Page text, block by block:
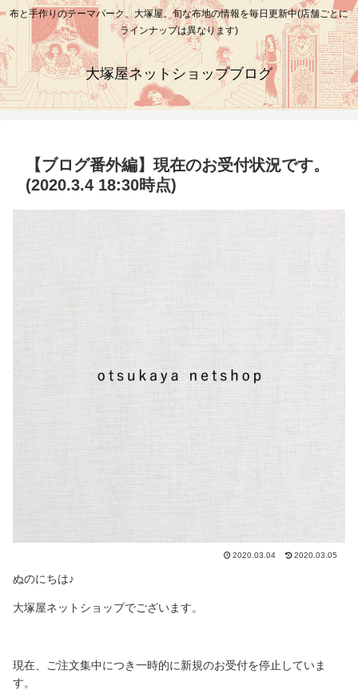
布と手作りのテーマパーク、大塚屋。旬な布地の情報を毎日更新中(店舗ごとに
ラインナップは異なります)
大塚屋ネットショップブログ
【ブログ番外編】現在のお受付状況です。
(2020.3.4 18:30時点)
2020.03.04 2020.03.05
ぬのにちは♪
大塚屋ネットショップでございます。
現在、ご注文集中につき一時的に新規のお受付を停止していま
す。